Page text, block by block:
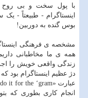
با پول سخت و بی روح
اینستاگرام - طبیعتاً -
بوس گنده به دوربین!
مشخصه ی فرهنگی
همه ی ما مخاطبانی
زندگی واقعی خویش را
انجام کاری بطوری که